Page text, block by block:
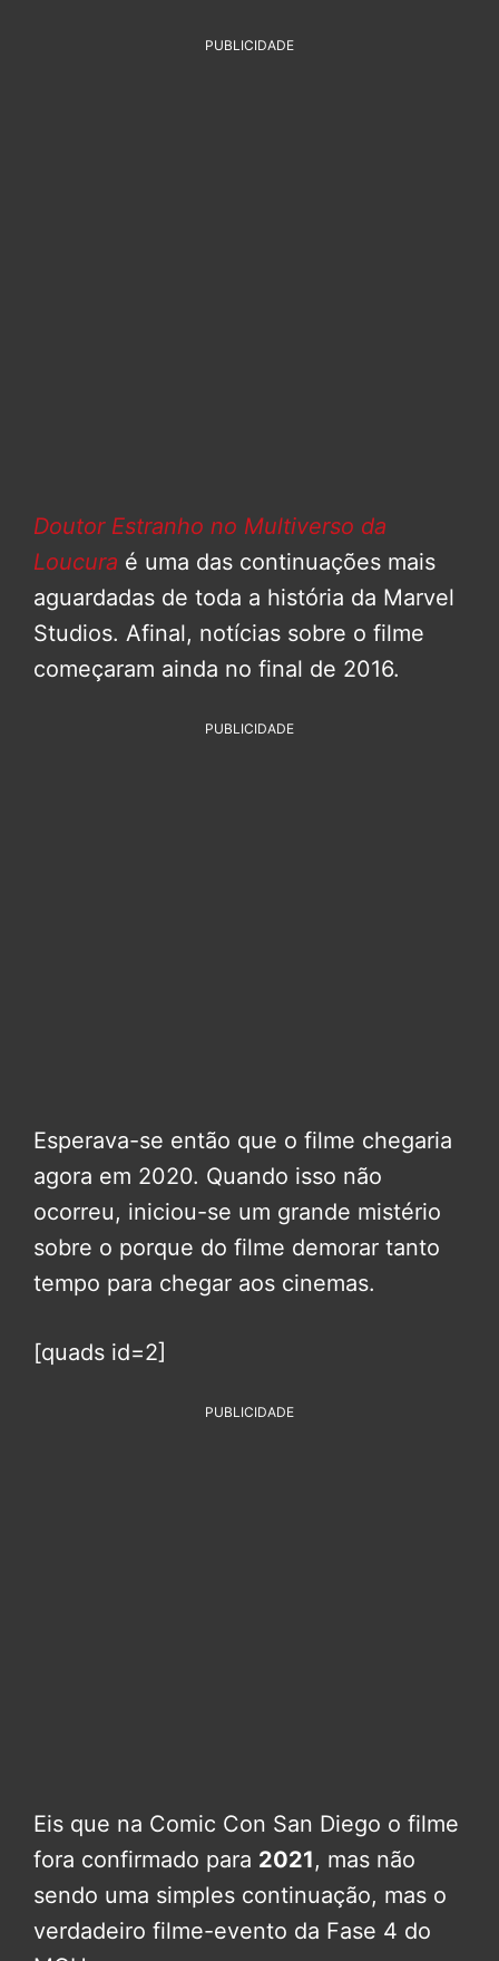
PUBLICIDADE
Doutor Estranho no Multiverso da
Loucura é uma das continuações mais
aguardadas de toda a história da Marvel
Studios. Afinal, notícias sobre o filme
começaram ainda no final de 2016.
PUBLICIDADE
Esperava-se então que o filme chegaria
agora em 2020. Quando isso não
ocorreu, iniciou-se um grande mistério
sobre o porque do filme demorar tanto
tempo para chegar aos cinemas.
[quads id=2]
PUBLICIDADE
Eis que na Comic Con San Diego o filme
fora confirmado para 2021, mas não
sendo uma simples continuação, mas o
verdadeiro filme-evento da Fase 4 do